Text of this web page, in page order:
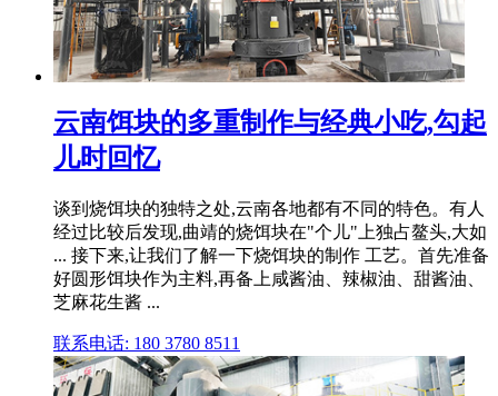
云南饵块的多重制作与经典小吃,勾起
儿时回忆
谈到烧饵块的独特之处,云南各地都有不同的特色。有人
经过比较后发现,曲靖的烧饵块在"个儿"上独占鳌头,大如
... 接下来,让我们了解一下烧饵块的制作 工艺。首先准备
好圆形饵块作为主料,再备上咸酱油、辣椒油、甜酱油、
芝麻花生酱 ...
联系电话: 180 3780 8511